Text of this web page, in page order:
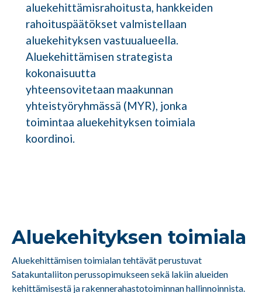
aluekehittämisrahoitusta, hankkeiden
rahoituspäätökset valmistellaan
aluekehityksen vastuualueella.
Aluekehittämisen strategista
kokonaisuutta
yhteensovitetaan maakunnan
yhteistyöryhmässä (MYR), jonka
toimintaa aluekehityksen toimiala
koordinoi.
Aluekehityksen toimiala
Aluekehittämisen toimialan tehtävät perustuvat
Satakuntaliiton perussopimukseen sekä lakiin alueiden
kehittämisestä ja rakennerahastotoiminnan hallinnoinnista.